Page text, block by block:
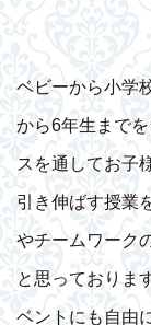
ベビーから小学
から6年生まで
スを通してお子
引き伸ばす授業
やチームワーク
と思っておりま
ベントにも自由